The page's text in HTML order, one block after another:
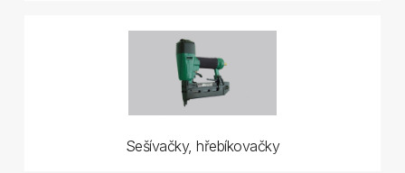
Sešívačky, hřebíkovačky